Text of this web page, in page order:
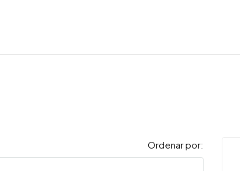
Ordenar por: